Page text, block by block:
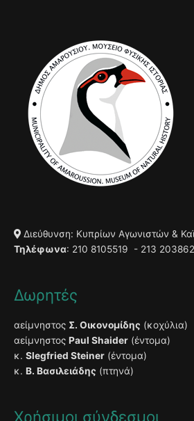
Διεύθυνση: Κυπρίων Αγωνιστών &
Τηλέφωνα: 210 8105519 - 213
Δωρητές
αείμνηστος Σ. Οικονομίδης (κοχύλια)
αείμνηστος Paul Shaider (έντομα)
κ. Slegfried Steiner (έντομα)
κ. Β. Βασιλειάδης (πτηνά)
Χρήσιμοι σύνδεσμοι